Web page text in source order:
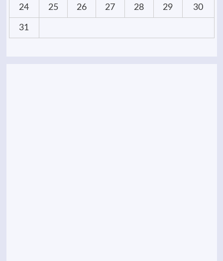
24 25 26 27 28 29 30
31